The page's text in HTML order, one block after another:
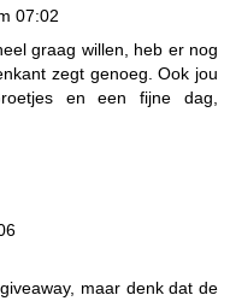
07:02
graag willen, heb er nog
zegt genoeg. Ook jou
en een fijne dag,
maar denk dat de